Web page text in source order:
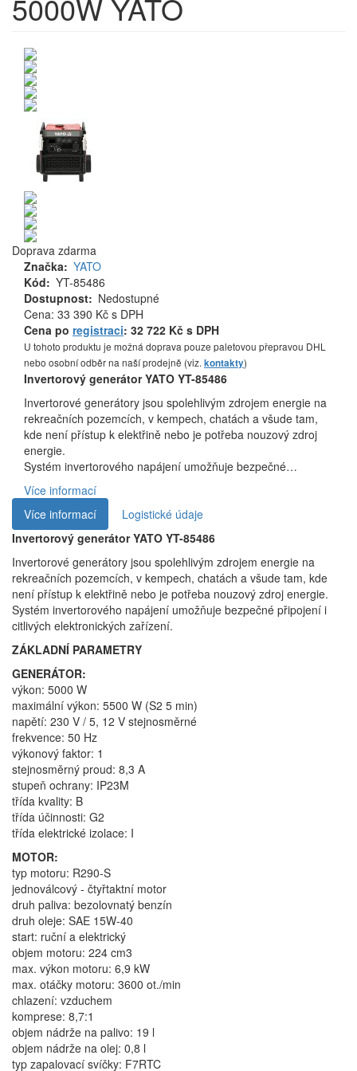
5000W YATO
Doprava zdarma
Značka YATO
Kód
YT-85486
Dostupnost
Nedostupné
Cena
MJ
Cena: 33 390 Kč s DPH
Cena po registraci: 32 722 Kč s DPH
U tohoto produktu je možná doprava pouze paletovou přepravou DHL
nebo osobní odběr na naší prodejně (viz. kontakty)
Invertorový generátor YATO YT-85486
Invertorové generátory jsou spolehlivým zdrojem energie na
rekreačních pozemcích, v kempech, chatách a všude tam,
kde není přístup k elektřině nebo je potřeba nouzový zdroj
energie.
Systém invertorového napájení umožňuje bezpečné…
Více informací
Více informací
Logistické údaje
Invertorový generátor YATO YT-85486
Invertorové generátory jsou spolehlivým zdrojem energie na
rekreačních pozemcích, v kempech, chatách a všude tam, kde
není přístup k elektřině nebo je potřeba nouzový zdroj energie.
Systém invertorového napájení umožňuje bezpečné připojení i
citlivých elektronických zařízení.
ZÁKLADNÍ PARAMETRY
GENERÁTOR:
výkon: 5000 W
maximální výkon: 5500 W (S2 5 min)
napětí: 230 V / 5, 12 V stejnosměrné
frekvence: 50 Hz
výkonový faktor: 1
stejnosměrný proud: 8,3 A
stupeň ochrany: IP23M
třída kvality: B
třída účinnosti: G2
třída elektrické izolace: I
MOTOR:
typ motoru: R290-S
jednoválcový - čtyřtaktní motor
druh paliva: bezolovnatý benzín
druh oleje: SAE 15W-40
start: ruční a elektrický
objem motoru: 224 cm3
max. výkon motoru: 6,9 kW
max. otáčky motoru: 3600 ot./min
chlazení: vzduchem
komprese: 8,7:1
objem nádrže na palivo: 19 l
objem nádrže na olej: 0,8 l
typ zapalovací svíčky: F7RTC